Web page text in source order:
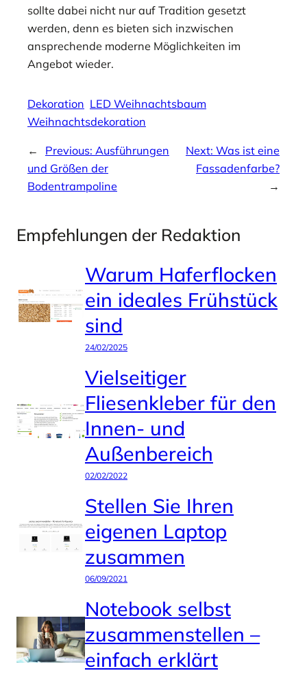
sollte dabei nicht nur auf Tradition gesetzt
werden, denn es bieten sich inzwischen
ansprechende moderne Möglichkeiten im
Angebot wieder.
Dekoration LED Weihnachtsbaum
Weihnachtsdekoration
← Previous: Ausführungen
und Größen der
Bodentrampoline
Next: Was ist eine
Fassadenfarbe?
→
Empfehlungen der Redaktion
Warum Haferflocken
ein ideales Frühstück
sind
24/02/2025
Vielseitiger
Fliesenkleber für den
Innen- und
Außenbereich
02/02/2022
Stellen Sie Ihren
eigenen Laptop
zusammen
06/09/2021
Notebook selbst
zusammenstellen –
einfach erklärt